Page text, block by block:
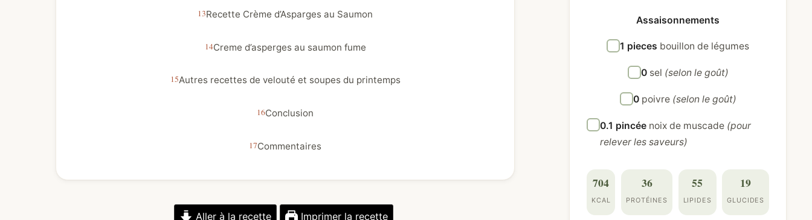
Recette Crème d’Asparges au Saumon
Creme d’asperges au saumon fume
Autres recettes de velouté et soupes du printemps
Conclusion
Commentaires
Aller à la recette Imprimer la recette
Assaisonnements
1 pieces bouillon de légumes
0 sel (selon le goût)
0 poivre (selon le goût)
0.1 pincée noix de muscade (pour
relever les saveurs)
704
KCAL
36
PROTÉINES
55
LIPIDES
19
GLUCIDES